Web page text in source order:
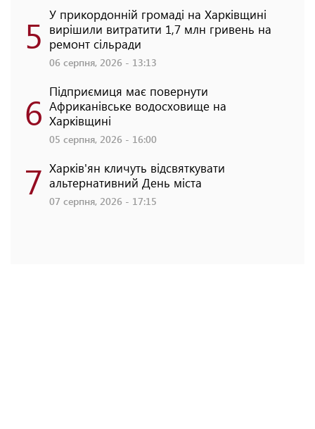
5 У прикордонній громаді на Харківщині
вирішили витратити 1,7 млн гривень на
ремонт сільради
06 серпня, 2026 - 13:13
6 Підприємиця має повернути
Африканівське водосховище на
Харківщині
05 серпня, 2026 - 16:00
7 Харків'ян кличуть відсвяткувати
альтернативний День міста
07 серпня, 2026 - 17:15